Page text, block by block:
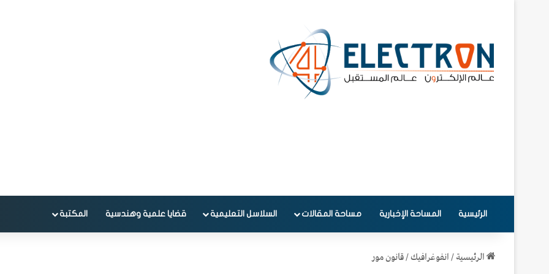
الرئيسية المساحة الإخبارية مساحة المقالات السلاسل التعليمية قضايا علمية وهندسية المكتبة
الرئيسية/انفوغرافيك/قانون مور